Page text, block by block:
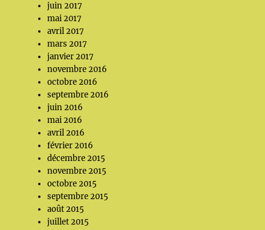
juin 2017
mai 2017
avril 2017
mars 2017
janvier 2017
novembre 2016
octobre 2016
septembre 2016
juin 2016
mai 2016
avril 2016
février 2016
décembre 2015
novembre 2015
octobre 2015
septembre 2015
août 2015
juillet 2015